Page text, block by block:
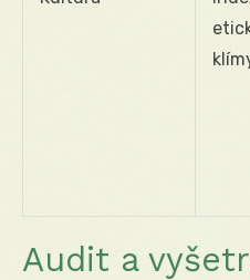
Audit a